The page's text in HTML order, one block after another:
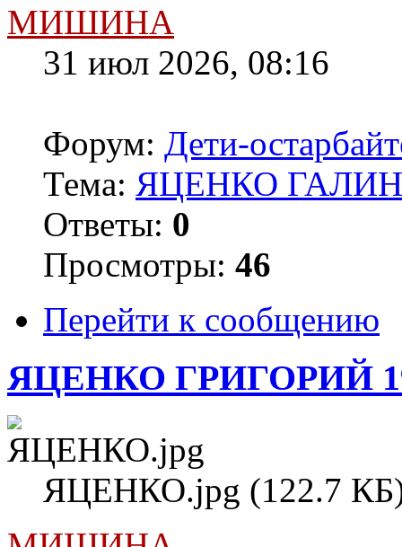
МИШИНА
31 июл 2026, 08:16
Форум: Дети-
Тема: ЯЦЕНКО
Ответы: 0
Просмотры: 46
Перейти к сообщению
ЯЦЕНКО ГРИГОРИЙ
ЯЦЕНКО.jpg (122.7